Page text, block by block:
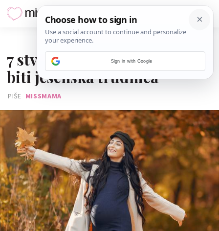
7 stvari zbog kojih je super
biti jesenska trudnica
PIŠE MISSMAMA
Sign in with Google